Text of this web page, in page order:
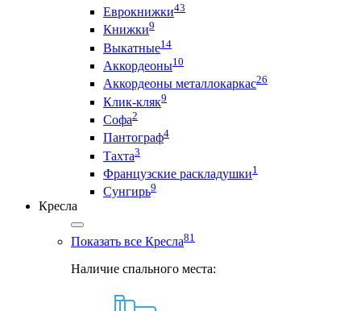
Еврокнижки43
Книжки9
Выкатные14
Аккордеоны10
Аккордеоны металлокаркас26
Клик-кляк9
Софа2
Пантограф4
Тахта3
Французские раскладушки1
Сунгирь9
Кресла
Показать все Кресла81
Наличие спального места: